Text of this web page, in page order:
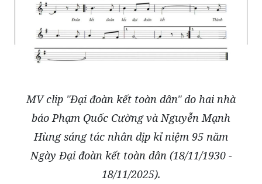
MV clip "Đại đoàn kết toàn dân" do hai nhà
báo Phạm Quốc Cường và Nguyễn Mạnh
Hùng sáng tác nhân dịp kỉ niệm 95 năm
Ngày Đại đoàn kết toàn dân (18/11/1930 -
18/11/2025).